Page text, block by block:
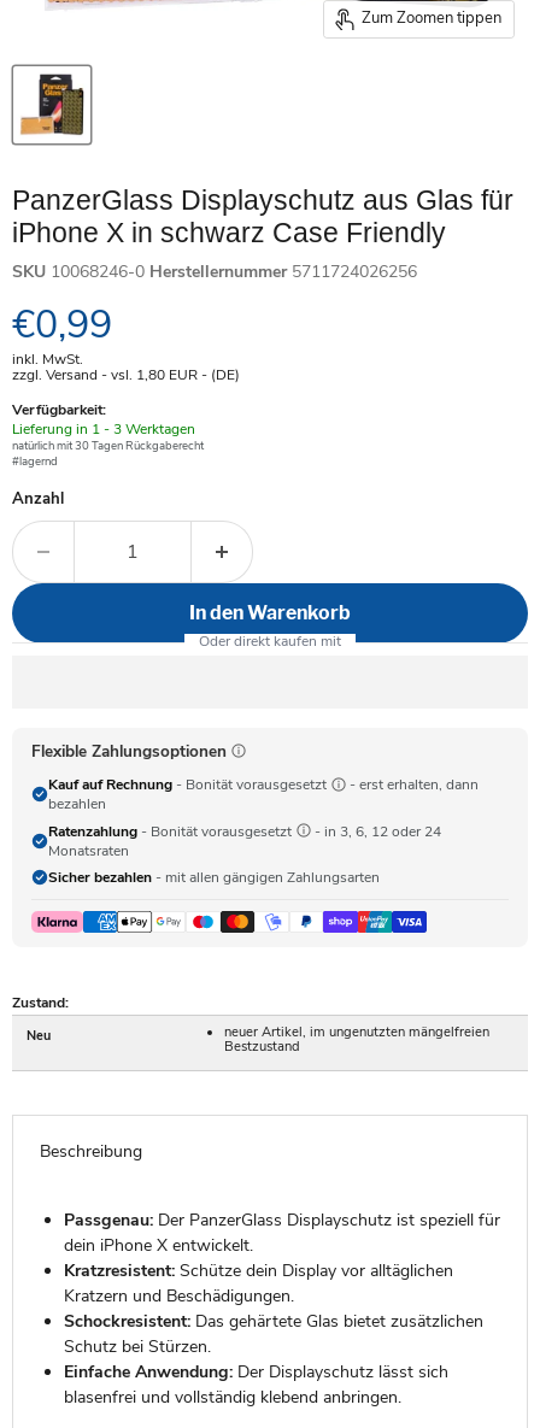
Zum Zoomen tippen
PanzerGlass Displayschutz aus Glas für
iPhone X in schwarz Case Friendly
SKU 10068246-0 Herstellernummer 5711724026256
Aktueller Preis
€0,99
inkl. MwSt.
zzgl. Versand - vsl. 1,80 EUR- (DE)
Verfügbarkeit:
Verfügbar
-
Lieferung in 1 - 3 Werktagen
natürlich mit 30 Tagen Rückgaberecht
#lagernd
Anzahl
In den Warenkorb
Flexible Zahlungsoptionen
Kauf auf Rechnung - Bonität vorausgesetzt
- erst erhalten, dann
bezahlen
Ratenzahlung - Bonität vorausgesetzt
- in 3, 6, 12 oder 24
Monatsraten
Sicher bezahlen - mit allen gängigen Zahlungsarten
Zustand:
Neu
neuer Artikel, im ungenutzten mängelfreien
Bestzustand
Beschreibung
Passgenau:Der PanzerGlass Displayschutz ist speziell für
dein iPhone X entwickelt.
Kratzresistent:Schütze dein Display vor alltäglichen
Kratzern und Beschädigungen.
Schockresistent:Das gehärtete Glas bietet zusätzlichen
Schutz bei Stürzen.
Einfache Anwendung:Der Displayschutz lässt sich
blasenfrei und vollständig klebend anbringen.